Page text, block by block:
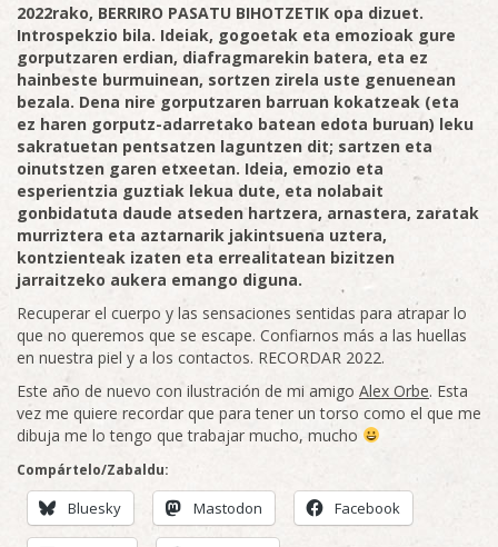
2022rako, BERRIRO PASATU BIHOTZETIK opa dizuet.
Introspekzio bila. Ideiak, gogoetak eta emozioak gure
gorputzaren erdian, diafragmarekin batera, eta ez
hainbeste burmuinean, sortzen zirela uste genuenean
bezala. Dena nire gorputzaren barruan kokatzeak (eta
ez haren gorputz-adarretako batean edota buruan) leku
sakratuetan pentsatzen laguntzen dit; sartzen eta
oinutstzen garen etxeetan. Ideia, emozio eta
esperientzia guztiak lekua dute, eta nolabait
gonbidatuta daude atseden hartzera, arnastera, zaratak
murriztera eta aztarnarik jakintsuena uztera,
kontzienteak izaten eta errealitatean bizitzen
jarraitzeko aukera emango diguna.
Recuperar el cuerpo y las sensaciones sentidas para atrapar lo
que no queremos que se escape. Confiarnos más a las huellas
en nuestra piel y a los contactos. RECORDAR 2022.
Este año de nuevo con ilustración de mi amigo Alex Orbe. Esta
vez me quiere recordar que para tener un torso como el que me
dibuja me lo tengo que trabajar mucho, mucho
Compártelo/Zabaldu:
Bluesky Mastodon Facebook